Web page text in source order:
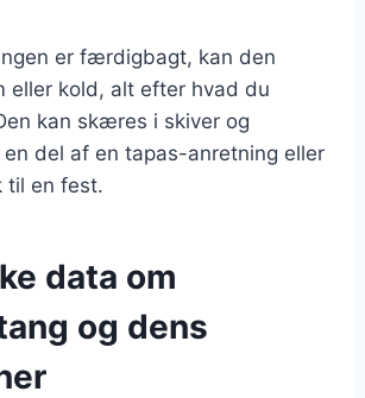
er færdigbagt, kan den
eller kold, alt efter hvad du
kan skæres i skiver og
en del af en tapas-anretning eller
til en fest.
data om
og dens